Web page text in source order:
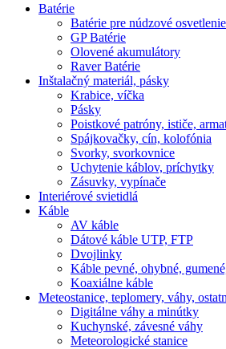
Batérie
Batérie pre núdzové osvetlenie
GP Batérie
Olovené akumulátory
Raver Batérie
Inštalačný materiál, pásky
Krabice, víčka
Pásky
Poistkové patróny, ističe,
Spájkovačky, cín, kolofónia
Svorky, svorkovnice
Uchytenie káblov, príchytky
Zásuvky, vypínače
Interiérové svietidlá
Káble
AV káble
Dátové káble UTP, FTP
Dvojlinky
Káble pevné, ohybné,
Koaxiálne káble
Meteostanice, teplomery, váhy,
Digitálne váhy a minútky
Kuchynské, závesné váhy
Meteorologické stanice